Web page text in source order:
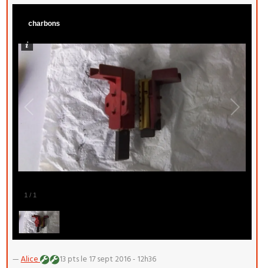
1 / 1
charbons
—Alice 13 ptsle 17 sept 2016 - 12h36